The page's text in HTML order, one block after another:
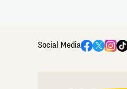
Social Media